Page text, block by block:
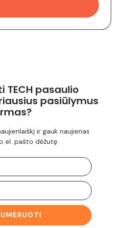
TECH pasaulio
pasiūlymus
ir gauk naujienas
el. pašto dėžutę.